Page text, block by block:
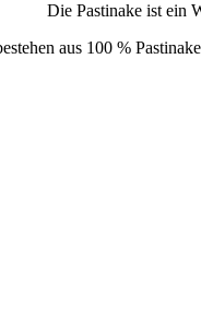
Die Pastinake ist ein
aus 100 %